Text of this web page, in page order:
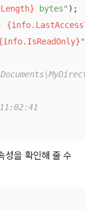
bytes" );
"
을 확인해 줄 수